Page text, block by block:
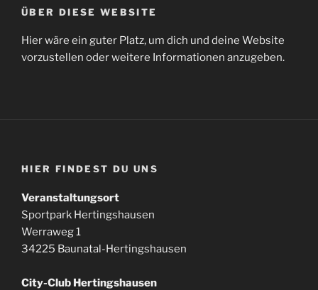
ÜBER DIESE WEBSITE
Hier wäre ein guter Platz, um dich und deine Website
vorzustellen oder weitere Informationen anzugeben.
HIER FINDEST DU UNS
Veranstaltungsort
Sportpark Hertingshausen
Werraweg 1
34225 Baunatal-Hertingshausen
City-Club Hertingshausen